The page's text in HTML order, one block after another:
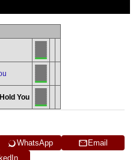
You
WhatsApp
Email